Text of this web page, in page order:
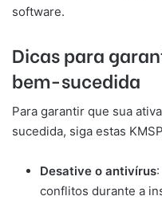
software.
Dicas para
bem-sucedida
Para garantir que sua
sucedida, siga estas
Desative o antivírus
conflitos durante a